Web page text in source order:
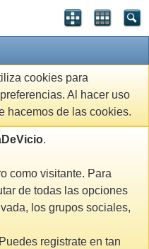
cookies para
Al hacer uso
hacemos de las cookies.
.
como visitante. Para
de todas las opciones
los grupos sociales,
registrate en tan